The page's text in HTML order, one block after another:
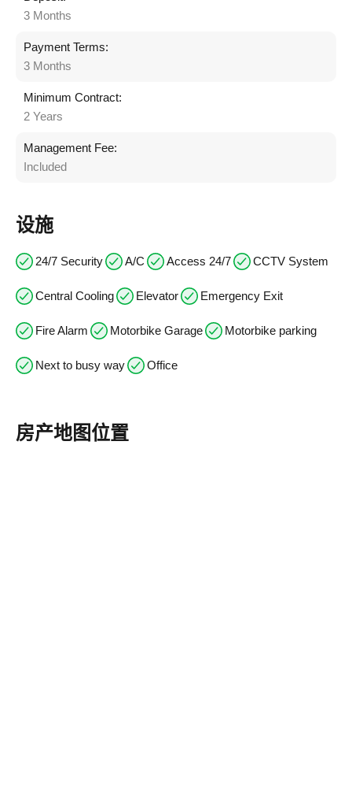
3 Months
Payment Terms:
3 Months
Minimum Contract:
2 Years
Management Fee:
Included
设施
24/7 Security A/C Access 24/7 CCTV System
Central Cooling Elevator Emergency Exit
Fire Alarm Motorbike Garage Motorbike parking
Next to busy way Office
房产地图位置